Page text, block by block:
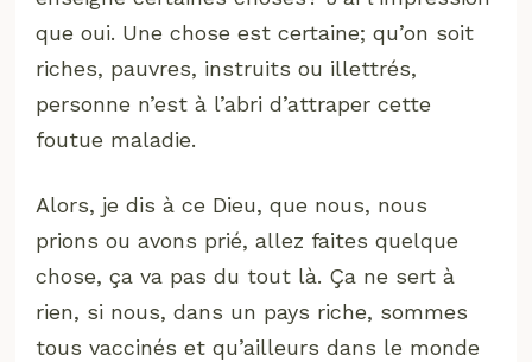
que oui. Une chose est certaine; qu’on soit
riches, pauvres, instruits ou illettrés,
personne n’est à l’abri d’attraper cette
foutue maladie.
Alors, je dis à ce Dieu, que nous, nous
prions ou avons prié, allez faites quelque
chose, ça va pas du tout là. Ça ne sert à
rien, si nous, dans un pays riche, sommes
tous vaccinés et qu’ailleurs dans le monde